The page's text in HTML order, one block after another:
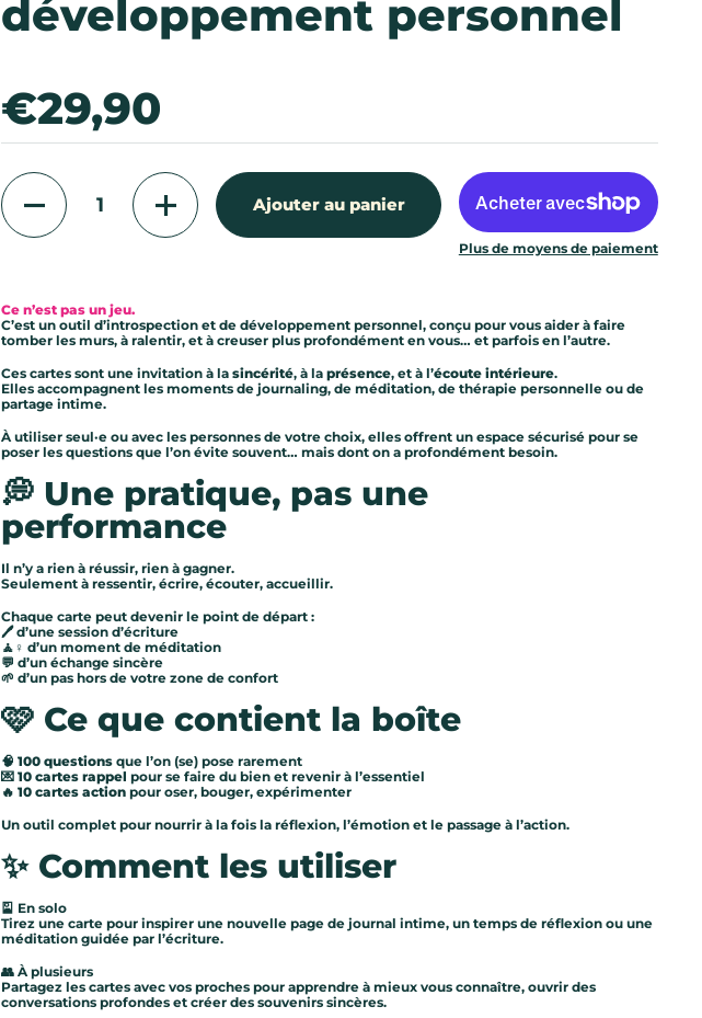
développement personnel
Prix:
€29,90
Quantité
Ajouter au panier
Plus de moyens de paiement
Ce n’est pas un jeu.
C’est un outil d’introspection et de développement personnel, conçu pour vous aider à faire
tomber les murs, à ralentir, et à creuser plus profondément en vous… et parfois en l’autre.
Ces cartes sont une invitation à la sincérité, à la présence, et à l’écoute intérieure.
Elles accompagnent les moments de journaling, de méditation, de thérapie personnelle ou de
partage intime.
À utiliser seul·e ou avec les personnes de votre choix, elles offrent un espace sécurisé pour se
poser les questions que l’on évite souvent… mais dont on a profondément besoin.
💭 Une pratique, pas une
performance
Il n’y a rien à réussir, rien à gagner.
Seulement à ressentir, écrire, écouter, accueillir.
Chaque carte peut devenir le point de départ :
🖊️ d’une session d’écriture
🧘♀️ d’un moment de méditation
💬 d’un échange sincère
🌱 d’un pas hors de votre zone de confort
🩷 Ce que contient la boîte
🧠 100 questions que l’on (se) pose rarement
💌 10 cartes rappel pour se faire du bien et revenir à l’essentiel
🔥 10 cartes action pour oser, bouger, expérimenter
Un outil complet pour nourrir à la fois la réflexion, l’émotion et le passage à l’action.
✨ Comment les utiliser
🎴 En solo
Tirez une carte pour inspirer une nouvelle page de journal intime, un temps de réflexion ou une
méditation guidée par l’écriture.
👥 À plusieurs
Partagez les cartes avec vos proches pour apprendre à mieux vous connaître, ouvrir des
conversations profondes et créer des souvenirs sincères.